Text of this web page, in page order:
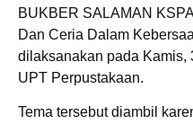
BUKBER SALAMAN
Dan Ceria Dalam
dilaksanakan pada Kamis,
UPT Perpustakaan.
Tema tersebut diambil